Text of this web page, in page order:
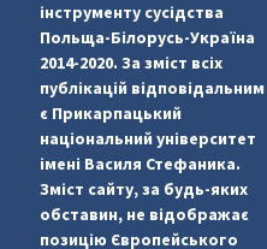
інструменту сусідства
Польща-Білорусь-Україна
2014-2020. За зміст всіх
публікацій відповідальним
є Прикарпацький
національний університет
імені Василя Стефаника.
Зміст сайту, за будь-яких
обставин, не відображає
позицію Європейського